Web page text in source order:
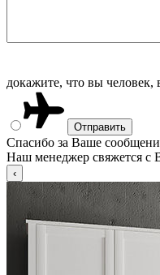
докажите, что вы человек,
Спасибо за Ваше
Наш менеджер свяжется с